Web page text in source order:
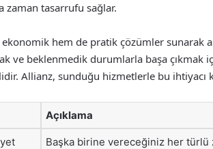
zaman tasarrufu sağlar.
hem de pratik çözümler sunarak
ve beklenmedik durumlarla başa çıkmak
Allianz, sunduğu hizmetlerle bu ihtiyacı
Açıklama
Başka birine vereceğiniz her türlü